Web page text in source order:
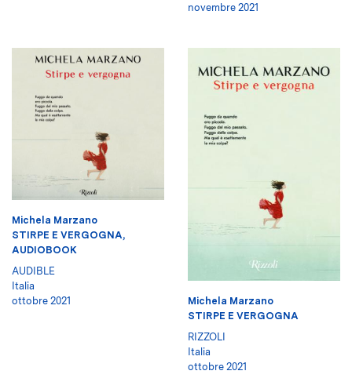
novembre 2021
Michela Marzano
STIRPE E VERGOGNA,
AUDIOBOOK
AUDIBLE
Italia
ottobre 2021
Michela Marzano
STIRPE E VERGOGNA
RIZZOLI
Italia
ottobre 2021